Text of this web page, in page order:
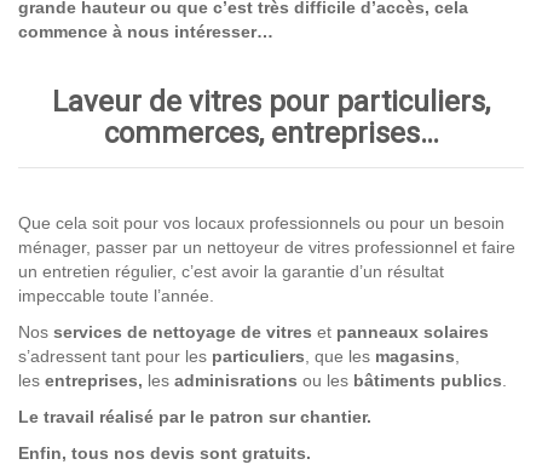
grande hauteur ou que c’est très difficile d’accès, cela
commence à nous intéresser…
Laveur de vitres pour particuliers,
commerces, entreprises…
Que cela soit pour vos locaux professionnels ou pour un besoin
ménager, passer par un nettoyeur de vitres professionnel et faire
un entretien régulier, c’est avoir la garantie d’un résultat
impeccable toute l’année.
Nos services de nettoyage de vitres et panneaux solaires
s’adressent tant pour les particuliers , que les magasins
les entreprises, les adminisrations ou les bâtiments publics
Le travail réalisé par le patron sur chantier.
Enfin, tous nos devis sont gratuits.